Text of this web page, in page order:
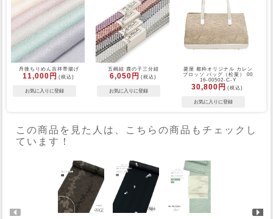
丹後ちりめん吉祥帯揚げ
11,000円 (税込)
五嶋紐 鹿の子三分紐
6,050円 (税込)
菱屋 都粋オリジナル カレン
ブロッソ バッグ（松葉） 00
16-00502-C-Y
30,800円 (税込)
この商品を見た人は、こちらの商品もチェックし
ています！